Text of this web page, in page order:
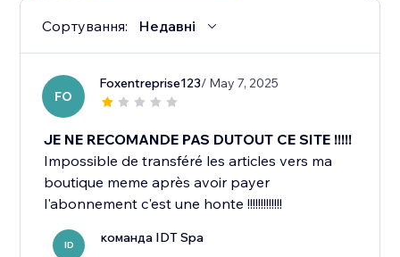
Сортування: Недавні
FO
Foxentreprise123/ May 7, 2025
JE NE RECOMANDE PAS DUTOUT CE SITE !!!!!
Impossible de transféré les articles vers ma
boutique meme après avoir payer
l'abonnement c'est une honte !!!!!!!!!!!!!
ID команда IDT Spa